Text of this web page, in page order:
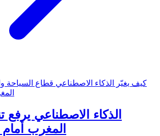
كيف يغيّر الذكاء الاصطناعي قطاع السياحة
الذكاء الاصطناعي يرفع
المغرب